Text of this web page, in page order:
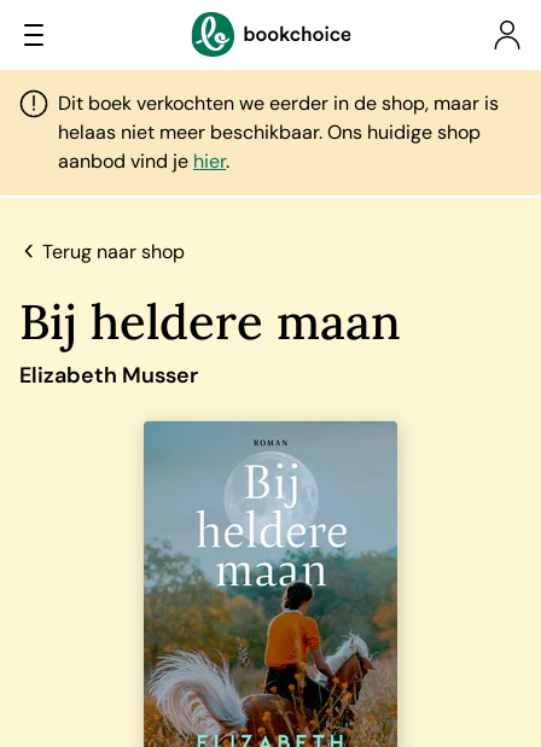
Dit boek verkochten we eerder in de shop, maar is
helaas niet meer beschikbaar. Ons huidige shop
aanbod vind je hier.
Terug naar shop
Bij heldere maan
Elizabeth Musser